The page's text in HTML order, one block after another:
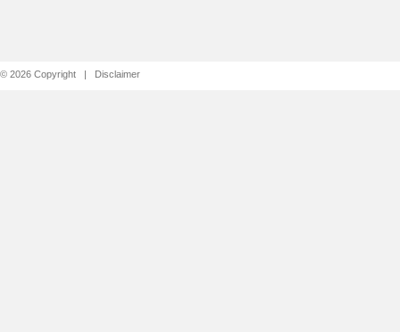
© 2026 Copyright | Disclaimer